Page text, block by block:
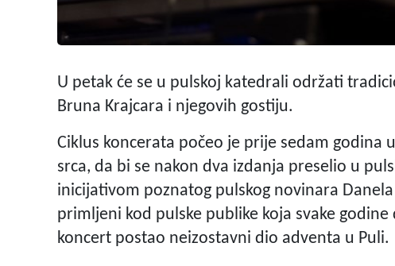
U petak će se u pulskoj katedrali održati
Bruna Krajcara i njegovih gostiju.
Ciklus koncerata počeo je prije sedam godina
srca, da bi se nakon dva izdanja preselio u
inicijativom poznatog pulskog novinara
primljeni kod pulske publike koja svake
koncert postao neizostavni dio adventa u Puli.